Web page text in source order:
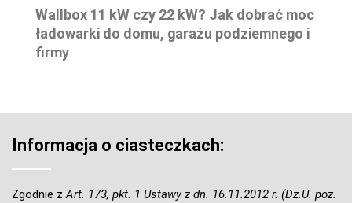
Wallbox 11 kW czy 22 kW? Jak dobrać moc
ładowarki do domu, garażu podziemnego i
firmy
Informacja o ciasteczkach:
Zgodnie z Art. 173, pkt. 1 Ustawy z dn. 16.11.2012 r. (Dz.U. poz.